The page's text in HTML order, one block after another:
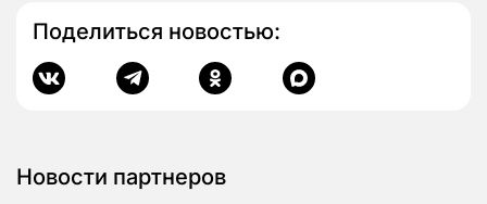
Поделиться новостью:
Новости партнеров